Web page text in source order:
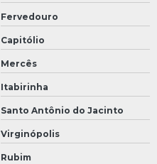
Fervedouro
Capitólio
Mercês
Itabirinha
Santo Antônio do Jacinto
Virginópolis
Rubim